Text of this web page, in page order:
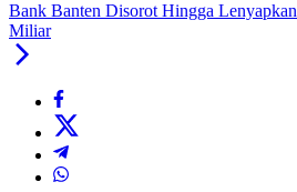
Bank Banten Disorot Hingga
Miliar